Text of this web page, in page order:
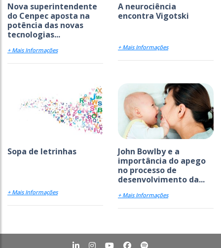
Nova superintendente
do Cenpec aposta na
potência das novas
tecnologias...
+ Mais Informações
A neurociência
encontra Vigotski
+ Mais Informações
Sopa de letrinhas
+ Mais Informações
John Bowlby e a
importância do apego
no processo de
desenvolvimento da...
+ Mais Informações